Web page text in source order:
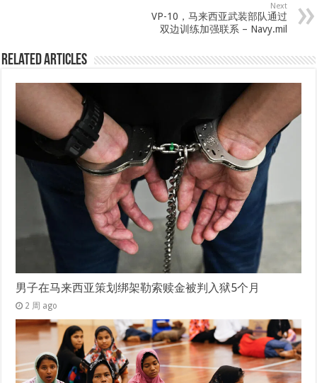
Next
VP-10，马来西亚武装部队通过
双边训练加强联系 – Navy.mil
Related Articles
男子在马来西亚策划绑架勒索赎金被判入狱5个月
2 周 ago